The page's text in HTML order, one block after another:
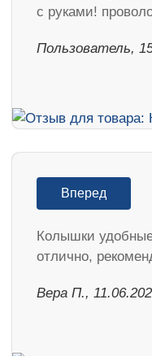
с руками!
Пользователь,
Вперед
Колышки
отлично,
Вера П.,